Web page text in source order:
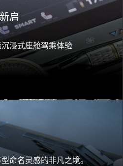
启
浸式座舱驾乘体验
命名灵感的非凡之境。